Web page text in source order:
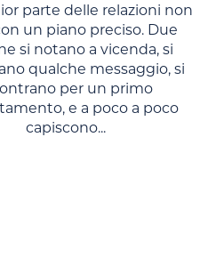
parte delle relazioni non
un piano preciso. Due
si notano a vicenda, si
qualche messaggio, si
per un primo
e a poco a poco
capiscono...